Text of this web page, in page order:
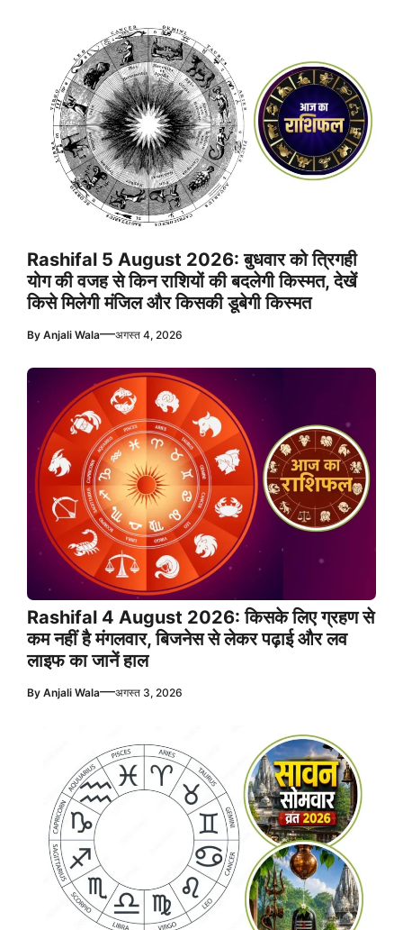
Rashifal 5 August 2026: बुधवार को त्रिगही
योग की वजह से किन राशियों की बदलेगी किस्मत, देखें
किसे मिलेगी मंजिल और किसकी डूबेगी किस्मत
By Anjali Wala—अगस्त 4, 2026
Rashifal 4 August 2026: किसके लिए ग्रहण से
कम नहीं है मंगलवार, बिजनेस से लेकर पढ़ाई और लव
लाइफ का जानें हाल
By Anjali Wala—अगस्त 3, 2026